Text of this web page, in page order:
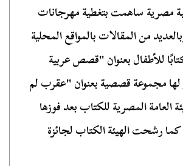
مصرية ساهمت بتغطية مهرجانات
من المقالات بالمواقع المحلية
للأطفال بعنوان "قصص عربية
مجموعة قصصية بعنوان "عقرب لم
العامة المصرية للكتاب بعد فوزها
رشحت الهيئة الكتاب لجائزة